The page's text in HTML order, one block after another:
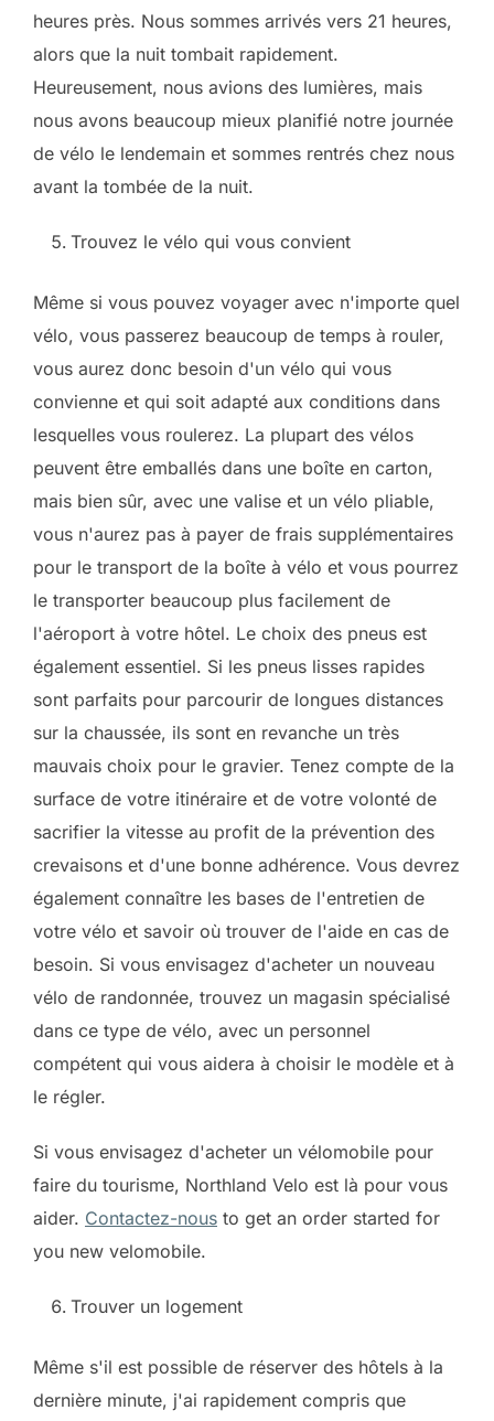
heures près. Nous sommes arrivés vers 21 heures,
alors que la nuit tombait rapidement.
Heureusement, nous avions des lumières, mais
nous avons beaucoup mieux planifié notre journée
de vélo le lendemain et sommes rentrés chez nous
avant la tombée de la nuit.
Trouvez le vélo qui vous convient
Même si vous pouvez voyager avec n'importe quel
vélo, vous passerez beaucoup de temps à rouler,
vous aurez donc besoin d'un vélo qui vous
convienne et qui soit adapté aux conditions dans
lesquelles vous roulerez. La plupart des vélos
peuvent être emballés dans une boîte en carton,
mais bien sûr, avec une valise et un vélo pliable,
vous n'aurez pas à payer de frais supplémentaires
pour le transport de la boîte à vélo et vous pourrez
le transporter beaucoup plus facilement de
l'aéroport à votre hôtel. Le choix des pneus est
également essentiel. Si les pneus lisses rapides
sont parfaits pour parcourir de longues distances
sur la chaussée, ils sont en revanche un très
mauvais choix pour le gravier. Tenez compte de la
surface de votre itinéraire et de votre volonté de
sacrifier la vitesse au profit de la prévention des
crevaisons et d'une bonne adhérence. Vous devrez
également connaître les bases de l'entretien de
votre vélo et savoir où trouver de l'aide en cas de
besoin. Si vous envisagez d'acheter un nouveau
vélo de randonnée, trouvez un magasin spécialisé
dans ce type de vélo, avec un personnel
compétent qui vous aidera à choisir le modèle et à
le régler.
Si vous envisagez d'acheter un vélomobile pour
faire du tourisme, Northland Velo est là pour vous
aider. Contactez-nous to get an order started for
you new velomobile.
Trouver un logement
Même s'il est possible de réserver des hôtels à la
dernière minute, j'ai rapidement compris que